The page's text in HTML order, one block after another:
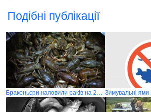
Подібні публікації
Браконьєри наловили раків на 20 тисяч гривень Зимувальні